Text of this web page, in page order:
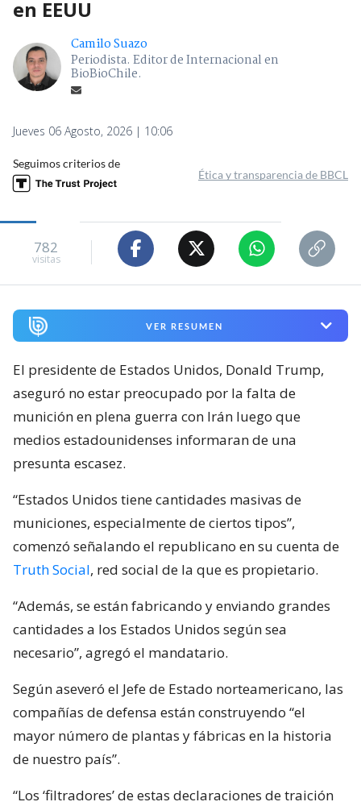
en EEUU
Camilo Suazo
Periodista. Editor de Internacional en
BioBioChile.
Jueves 06 Agosto, 2026 | 10:06
Seguimos criterios de
Ética y transparencia de BBCL
782
visitas
VER RESUMEN
El presidente de Estados Unidos, Donald Trump,
aseguró no estar preocupado por la falta de
munición en plena guerra con Irán luego que
medios estadounidenses informaran de una
presunta escasez.
“Estados Unidos tiene cantidades masivas de
municiones, especialmente de ciertos tipos”,
comenzó señalando el republicano en su cuenta de
Truth Social, red social de la que es propietario.
“Además, se están fabricando y enviando grandes
cantidades a los Estados Unidos según sea
necesario”, agregó el mandatario.
Según aseveró el Jefe de Estado norteamericano, las
compañías de defensa están construyendo “el
mayor número de plantas y fábricas en la historia
de nuestro país”.
“Los ‘filtradores’ de estas declaraciones de traición